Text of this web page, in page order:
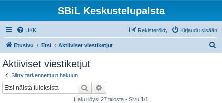
SBiL Keskustelupalsta
UKK Kirjaudu sisään
Rekisteröidy
Etusivu Etsi Aktiiviset viestiketjut
Aktiiviset viestiketjut
Siirry tarkennettuun hakuun
Etsi
Haku löysi 27 tulosta • Sivu 1/1